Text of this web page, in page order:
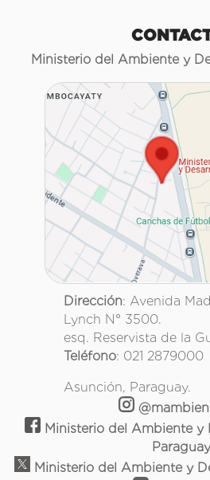
Ministerio del Ambiente y
Dirección: Avenida
Lynch N° 3500.
esq. Reservista de la
Teléfono: 021 2879000
Asunción, Paraguay.
Ministerio del Ambiente y
Paraguay
Ministerio del Ambiente y